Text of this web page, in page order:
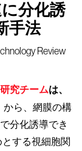
分化誘
手法
Review
究チームは、
から、網膜の構
分化誘導でき
する視細胞関